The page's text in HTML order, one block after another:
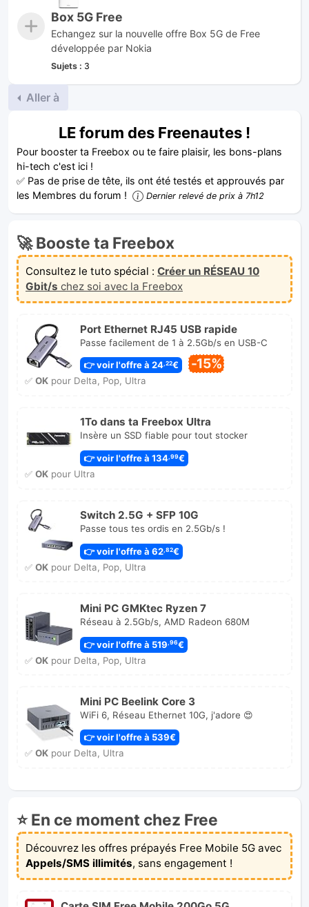
Box 5G Free
Echangez sur la nouvelle offre Box 5G de Free
développée par Nokia
Sujets : 3
Aller à
LE forum des Freenautes !
Pour booster ta Freebox ou te faire plaisir, les bons-plans
hi-tech c'est ici !
✅ Pas de prise de tête, ils ont été testés et approuvés par
les Membres du forum !
Dernier relevé de prix à 7h12
🚀 Booste ta Freebox
Consultez le tuto spécial : Créer un RÉSEAU 10
Gbit/s chez soi avec la Freebox
Port Ethernet RJ45 USB rapide
Passe facilement de 1 à 2.5Gb/s en USB-C
👉 voir l'offre à 24 ,22€ -15%
✅ OKpour Delta, Pop, Ultra
1To dans ta Freebox Ultra
Insère un SSD fiable pour tout stocker
👉 voir l'offre à 134 ,99€
✅ OKpour Ultra
Switch 2.5G + SFP 10G
Passe tous tes ordis en 2.5Gb/s !
👉 voir l'offre à 62,82€
✅ OKpour Delta, Pop, Ultra
Mini PC GMKtec Ryzen 7
Réseau à 2.5Gb/s, AMD Radeon 680M
👉 voir l'offre à 519 ,96€
✅ OKpour Delta, Pop, Ultra
Mini PC Beelink Core 3
WiFi 6, Réseau Ethernet 10G, j'adore 😍
👉 voir l'offre à 539€
✅ OKpour Delta, Ultra
⭐ En ce moment chez Free
Découvrez les offres prépayés Free Mobile 5G avec
Appels/SMS illimités, sans engagement !